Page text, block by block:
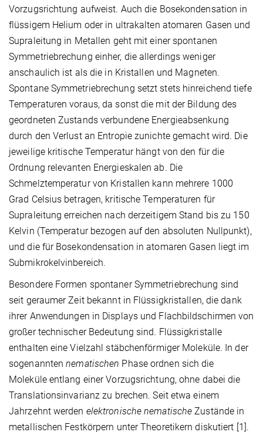
Vorzugsrichtung aufweist. Auch die Bosekondensation in
flüssigem Helium oder in ultrakalten atomaren Gasen und
Supraleitung in Metallen geht mit einer spontanen
Symmetriebrechung einher, die allerdings weniger
anschaulich ist als die in Kristallen und Magneten.
Spontane Symmetriebrechung setzt stets hinreichend tiefe
Temperaturen voraus, da sonst die mit der Bildung des
geordneten Zustands verbundene Energieabsenkung
durch den Verlust an Entropie zunichte gemacht wird. Die
jeweilige kritische Temperatur hängt von den für die
Ordnung relevanten Energieskalen ab. Die
Schmelztemperatur von Kristallen kann mehrere 1000
Grad Celsius betragen, kritische Temperaturen für
Supraleitung erreichen nach derzeitigem Stand bis zu 150
Kelvin (Temperatur bezogen auf den absoluten Nullpunkt),
und die für Bosekondensation in atomaren Gasen liegt im
Submikrokelvinbereich.
Besondere Formen spontaner Symmetriebrechung sind
seit geraumer Zeit bekannt in Flüssigkristallen, die dank
ihrer Anwendungen in Displays und Flachbildschirmen von
großer technischer Bedeutung sind. Flüssigkristalle
enthalten eine Vielzahl stäbchenförmiger Moleküle. In der
sogenanntennematischen Phase ordnen sich die
Moleküle entlang einer Vorzugsrichtung, ohne dabei die
Translationsinvarianz zu brechen. Seit etwa einem
Jahrzehnt werden elektronische nematischeZustände in
metallischen Festkörpern unter Theoretikern diskutiert [1].